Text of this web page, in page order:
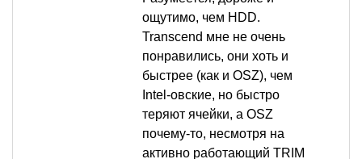
ощутимо, чем HDD.
Transcend мне не очень
понравились, они хоть и
быстрее (как и OSZ), чем
Intel-овские, но быстро
теряют ячейки, а OSZ
почему-то, несмотря на
активно работающий TRIM